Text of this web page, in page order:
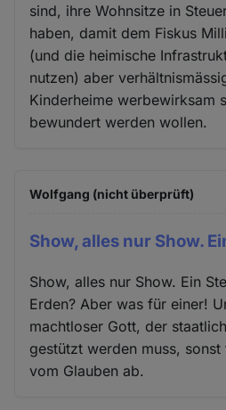
sind, ihre Wohnsitze in
haben, damit dem Fiskus
(und die heimische
nutzen) aber
Kinderheime werbewirksam
bewundert werden wollen.
Wolfgang (nicht überprüft)
Show, alles nur Show.
Show, alles nur Show. Ein
Erden? Aber was für einer!
machtloser Gott, der
gestützt werden muss,
vom Glauben ab.